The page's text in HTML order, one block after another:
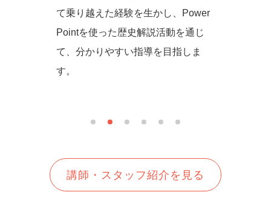
て乗り越えた経験を生かし、Power
Pointを使った歴史解説活動を通じ
て、分かりやすい指導を目指しま
す。
講師・スタッフ紹介を見る